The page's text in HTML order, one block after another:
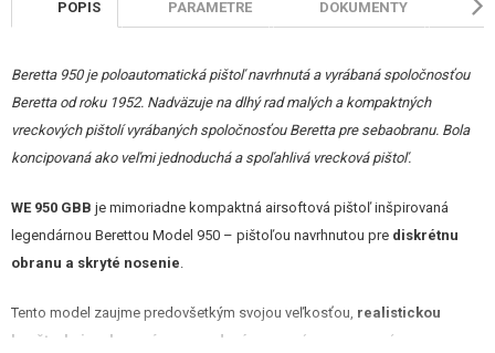
STAVEBNICE, MODELY
POŠKODENÝ, POUŽITÝ TOVAR
NOVÝ TOVAR
ZĽAVY, AKCIE
POPIS PARAMETRE DOKUMENTY
Beretta 950 je poloautomatická pištoľ navrhnutá a vyrábaná spoločnosťou
Beretta od roku 1952. Nadväzuje na dlhý rad malých a kompaktných
vreckových pištolí vyrábaných spoločnosťou Beretta pre sebaobranu. Bola
koncipovaná ako veľmi jednoduchá a spoľahlivá vrecková pištoľ.
WE 950 GBB je mimoriadne kompaktná airsoftová pištoľ inšpirovaná
legendárnou Berettou Model 950 – pištoľou navrhnutou pre diskrétnu
obranu a skryté nosenie.
Tento model zaujme predovšetkým svojou veľkosťou, realistickou
konštrukciou
kovovým prevedením
a verným spracovaním